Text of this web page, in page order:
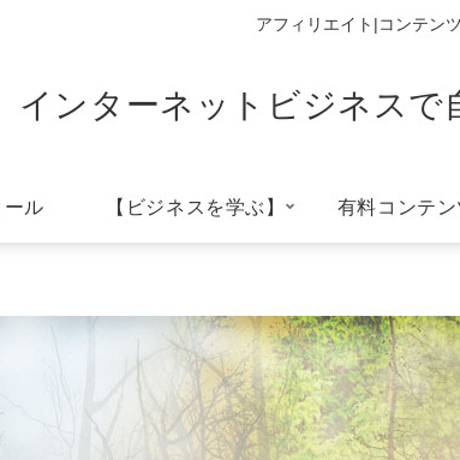
アフィリエイト|コンテン
インターネットビジネスで
ル 【ビジネスを学ぶ】 有料コンテン